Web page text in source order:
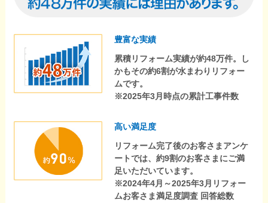
豊富な実績
累積リフォーム実績が約48万件。し
かもその約6割が水まわりリフォー
ムです。
※2025年3月時点の累計工事件数
高い満足度
リフォーム完了後のお客さまアンケ
ートでは、約9割のお客さまにご満
足いただいています。
※2024年4月～2025年3月リフォー
ムお客さま満足度調査 回答総数